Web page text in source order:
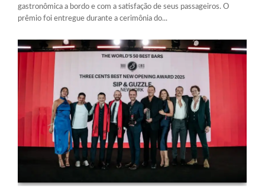
gastronômica a bordo e com a satisfação de seus passageiros. O
prêmio foi entregue durante a cerimônia do...